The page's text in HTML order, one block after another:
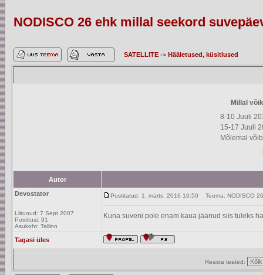
NODISCO 26 ehk millal seekord
SATELLITE -> Hääletused, küsitlused
Millal
8-10 Juuli
15-17 Juuli
Mõlemal võib
Autor
Devostator
Liitunud: 7 Sept 2007
Postitusi: 91
Asukoht: Tallinn
Postitatud: 1. märts, 2016 10:50 Teema: NODISCO
Kuna suveni pole enam kaua jäänud siis tuleks
Tagasi üles
Reasta teated: